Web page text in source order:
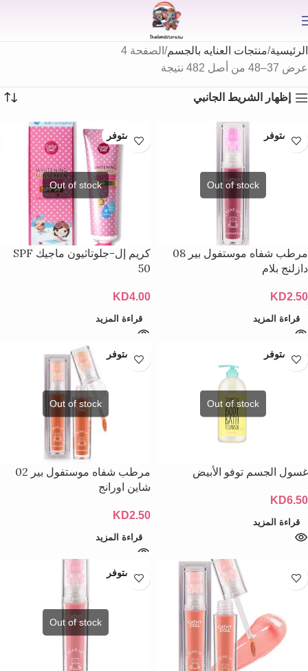
الرئيسية منتجات العنايه بالجسم الصفحة 4
عرض 37–48 من أصل 482 نتيجة
إظهار الشريط الجانبي
غير متوفر
مرطب شفاه موستفول بير 08
دازلنج بلام
KD2.50
قراءة المزيد
غير متوفر
كريم إل-جلوتاثيون ماجيك SPF
50
KD4.00
قراءة المزيد
غير متوفر
غسول الجسم توفو الأبيض
KD6.50
قراءة المزيد
غير متوفر
مرطب شفاه موستفول بير 02
شاين اورانج
KD2.50
قراءة المزيد
غير متوفر